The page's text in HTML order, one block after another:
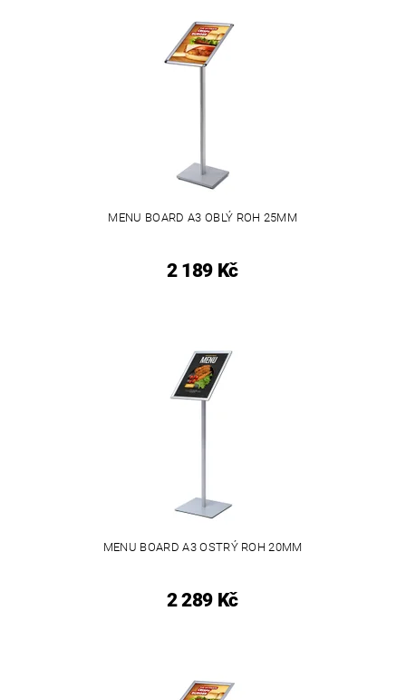
MENU BOARD A3 OBLÝ ROH 25MM
2 189 Kč
MENU BOARD A3 OSTRÝ ROH 20MM
2 289 Kč